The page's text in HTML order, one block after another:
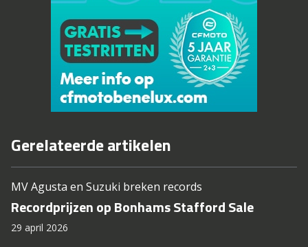
Gerelateerde artikelen
MV Agusta en Suzuki breken records
Recordprijzen op Bonhams Stafford Sale
29 april 2026